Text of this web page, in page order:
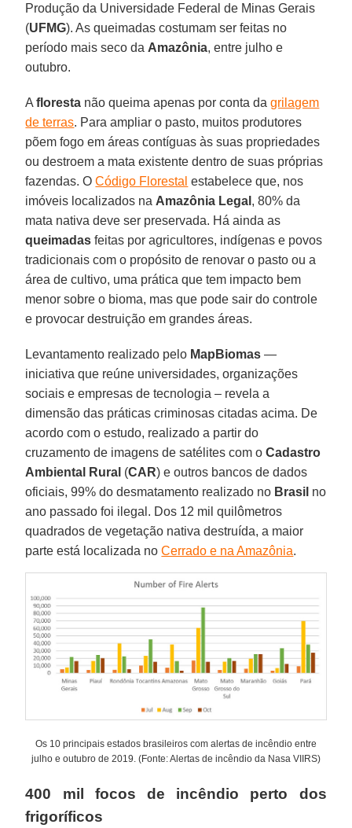
Produção da Universidade Federal de Minas Gerais
(UFMG). As queimadas costumam ser feitas no
período mais seco da Amazônia, entre julho e
outubro.
Afloresta não queima apenas por conta dagrilagem
de terras. Para ampliar o pasto, muitos produtores
põem fogo em áreas contíguas às suas propriedades
ou destroem a mata existente dentro de suas próprias
fazendas. OCódigo Florestal estabelece que, nos
imóveis localizados na Amazônia Legal , 80% da
mata nativa deve ser preservada. Há ainda as
queimadas feitas por agricultores, indígenas e povos
tradicionais com o propósito de renovar o pasto ou a
área de cultivo, uma prática que tem impacto bem
menor sobre o bioma, mas que pode sair do controle
e provocar destruição em grandes áreas.
Levantamento realizado pelo MapBiomas —
iniciativa que reúne universidades, organizações
sociais e empresas de tecnologia – revela a
dimensão das práticas criminosas citadas acima. De
acordo com o estudo, realizado a partir do
cruzamento de imagens de satélites com oCadastro
Ambiental Rural (CAR) e outros bancos de dados
oficiais, 99% do desmatamento realizado no Brasil no
ano passado foi ilegal. Dos 12 mil quilômetros
quadrados de vegetação nativa destruída, a maior
parte está localizada noCerrado e na Amazônia.
Os 10 principais estados brasileiros com alertas de incêndio entre
julho e outubro de 2019. (Fonte: Alertas de incêndio da Nasa VIIRS)
400 mil focos de incêndio perto dos
frigoríficos